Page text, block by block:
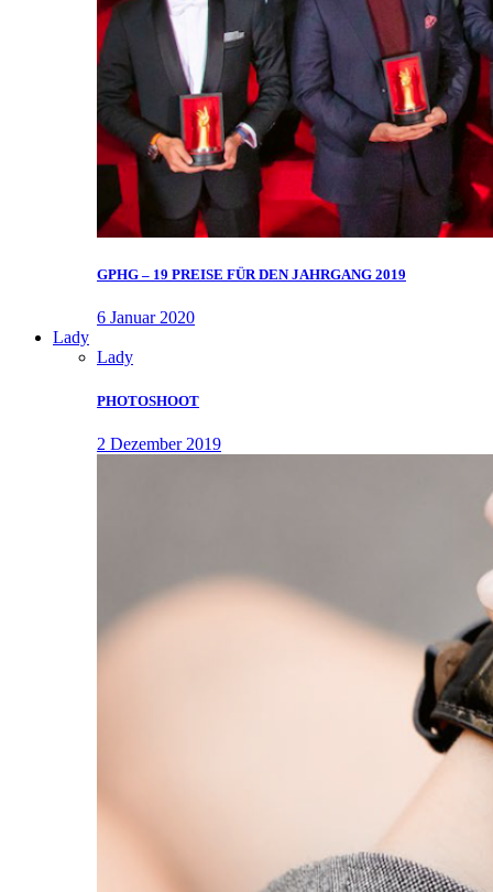
GPHG – 19 PREISE FÜR DEN JAHRGANG 2019
6 Januar 2020
Lady
Lady
PHOTOSHOOT
2 Dezember 2019